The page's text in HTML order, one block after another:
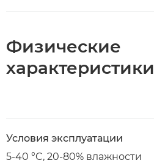
Физические
характеристики
Условия эксплуатации
5-40 °C, 20-80% влажности